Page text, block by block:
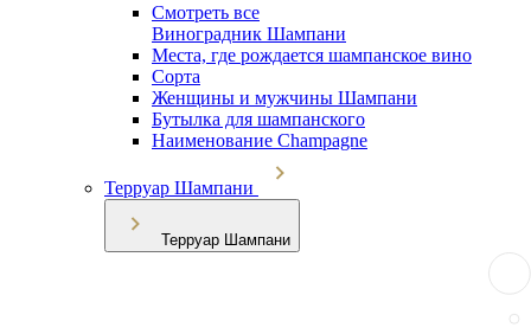
Смотреть все
Виноградник Шампани
Места, где рождается шампанское вино
Сорта
Женщины и мужчины Шампани
Бутылка для шампанского
Наименование Champagne
Терруар Шампани
Терруар Шампани